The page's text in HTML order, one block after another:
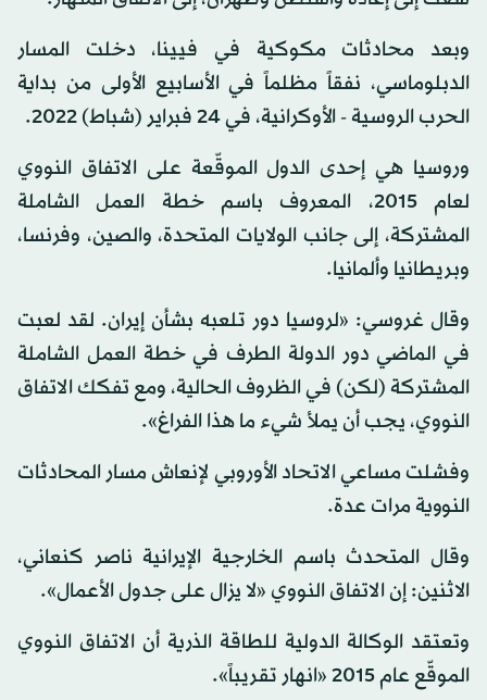
وبعد محادثات مكوكية في فيينا، دخلت المسار
الدبلوماسي، نفقاً مظلماً في الأسابيع الأولى من بداية
الحرب الروسية - الأوكرانية، في 24 فبراير (شباط) 2022.
وروسيا هي إحدى الدول الموقّعة على الاتفاق النووي
لعام 2015، المعروف باسم خطة العمل الشاملة
المشتركة، إلى جانب الولايات المتحدة، والصين، وفرنسا،
وبريطانيا وألمانيا.
وقال غروسي: «لروسيا دور تلعبه بشأن إيران. لقد لعبت
في الماضي دور الدولة الطرف في خطة العمل الشاملة
المشتركة (لكن) في الظروف الحالية، ومع تفكك الاتفاق
النووي، يجب أن يملأ شيء ما هذا الفراغ».
وفشلت مساعي الاتحاد الأوروبي لإنعاش مسار المحادثات
النووية مرات عدة.
وقال المتحدث باسم الخارجية الإيرانية ناصر كنعاني،
الاثنين: إن الاتفاق النووي «لا يزال على جدول الأعمال».
وتعتقد الوكالة الدولية للطاقة الذرية أن الاتفاق النووي
الموقّع عام 2015 «انهار تقريباً».